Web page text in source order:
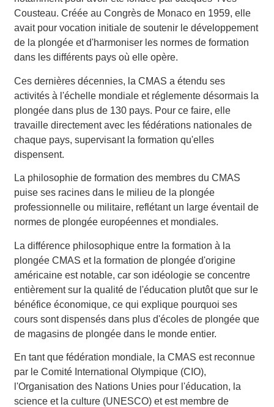
Cousteau. Créée au Congrès de Monaco en 1959, elle
avait pour vocation initiale de soutenir le développement
de la plongée et d'harmoniser les normes de formation
dans les différents pays où elle opère.
Ces dernières décennies, la CMAS a étendu ses
activités à l'échelle mondiale et réglemente désormais la
plongée dans plus de 130 pays. Pour ce faire, elle
travaille directement avec les fédérations nationales de
chaque pays, supervisant la formation qu'elles
dispensent.
La philosophie de formation des membres du CMAS
puise ses racines dans le milieu de la plongée
professionnelle ou militaire, reflétant un large éventail de
normes de plongée européennes et mondiales.
La différence philosophique entre la formation à la
plongée CMAS et la formation de plongée d'origine
américaine est notable, car son idéologie se concentre
entièrement sur la qualité de l'éducation plutôt que sur le
bénéfice économique, ce qui explique pourquoi ses
cours sont dispensés dans plus d'écoles de plongée que
de magasins de plongée dans le monde entier.
En tant que fédération mondiale, la CMAS est reconnue
par le Comité International Olympique (CIO),
l'Organisation des Nations Unies pour l'éducation, la
science et la culture (UNESCO) et est membre de